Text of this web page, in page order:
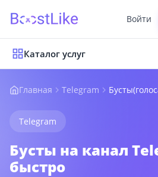
Войти
Каталог услуг
Главная Telegram
Telegram
Бусты на канал
быстро